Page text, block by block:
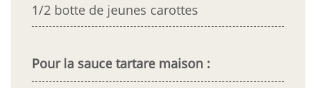
1/2 botte de jeunes carottes
Pour la sauce tartare maison :